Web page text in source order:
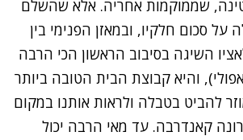
שממוקמות אחריה. אלא שהשלם
סכום חלקיו, ובמאזן הפנימי בין
השיגה בסיבוב הראשון הכי הרבה
והיא קבוצת הבית הטובה ביותר
להביט בטבלה ולראות אותנו במקום
קאנדרבה. עד מאי הרבה יכול